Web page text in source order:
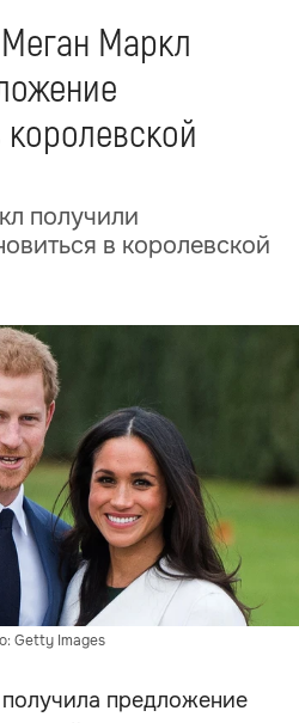
Маркл
королевской
получили
в королевской
Getty Images
предложение